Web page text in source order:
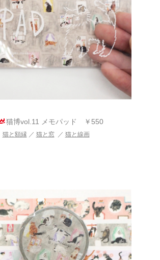
猫博vol.11 メモパッド ￥550
猫と額縁 ／ 猫と窓 ／ 猫と線画